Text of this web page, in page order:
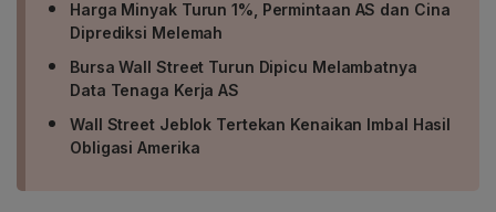
Harga Minyak Turun 1%, Permintaan AS dan Cina
Diprediksi Melemah
Bursa Wall Street Turun Dipicu Melambatnya
Data Tenaga Kerja AS
Wall Street Jeblok Tertekan Kenaikan Imbal Hasil
Obligasi Amerika